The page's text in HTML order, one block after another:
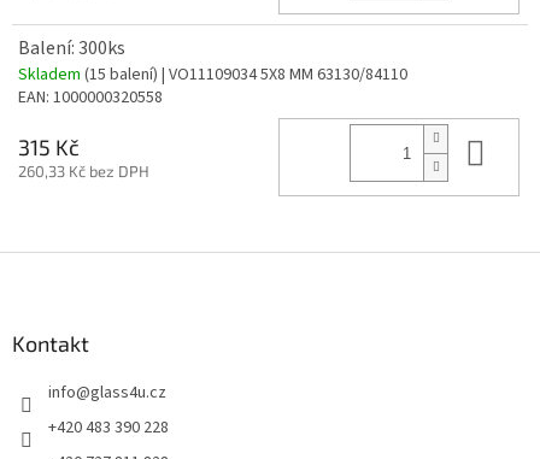
Balení: 300ks
Skladem (15 balení) | VO11109034 5X8 MM 63130/84110
EAN: 1000000320558
315 Kč
260,33 Kč bez DPH
Kontakt
info@glass4u.cz
+420 483 390 228